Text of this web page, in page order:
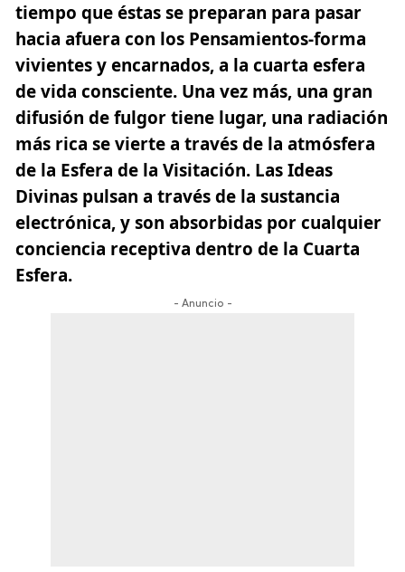
tiempo que éstas se preparan para pasar
hacia afuera con los Pensamientos-forma
vivientes y encarnados, a la cuarta esfera
de vida consciente. Una vez más, una gran
difusión de fulgor tiene lugar, una radiación
más rica se vierte a través de la atmósfera
de la Esfera de la Visitación. Las Ideas
Divinas pulsan a través de la sustancia
electrónica, y son absorbidas por cualquier
conciencia receptiva dentro de la Cuarta
Esfera.
- Anuncio -